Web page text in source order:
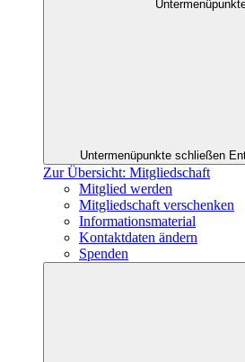
Untermenüpunkte schließen
Zur Übersicht: Mitgliedschaft
Mitglied werden
Mitgliedschaft verschenken
Informationsmaterial
Kontaktdaten ändern
Spenden